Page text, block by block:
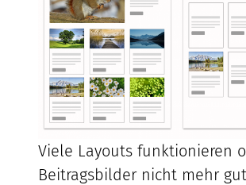
Viele Layouts funktionieren
Beitragsbilder nicht mehr gut